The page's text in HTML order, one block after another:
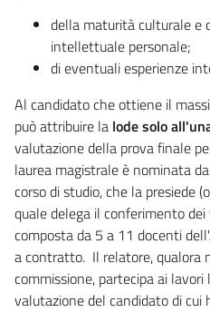
della maturità culturale e
intellettuale personale;
di eventuali esperienze
Al candidato che ottiene il
può attribuire la lode solo
valutazione della prova finale
laurea magistrale è nominata
corso di studio, che la presiede
quale delega il conferimento
composta da 5 a 11 docenti
a contratto. Il relatore, qualora
commissione, partecipa ai
valutazione del candidato di cui